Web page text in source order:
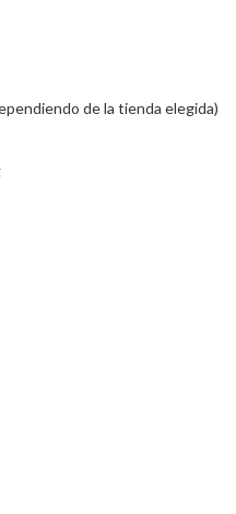
de la tienda elegida)